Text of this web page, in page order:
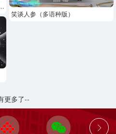
课程——满族剪纸
笑谈人参（多语种版）
更多了--